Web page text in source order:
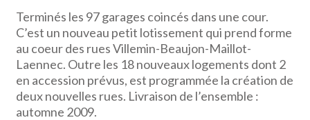
Terminés les 97 garages coincés dans une cour.
C’est un nouveau petit lotissement qui prend forme
au coeur des rues Villemin-Beaujon-Maillot-
Laennec. Outre les 18 nouveaux logements dont 2
en accession prévus, est programmée la création de
deux nouvelles rues. Livraison de l’ensemble :
automne 2009.